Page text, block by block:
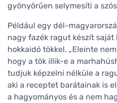
gyönyörűen selymesíti a
Például egy dél-
nagy fazék ragut készít saját
hokkaidó tökkel. „Eleinte
hogy a tök illik-e a
tudjuk képzelni nélküle a
aki a receptet barátainak is
a hagyományos és a nem